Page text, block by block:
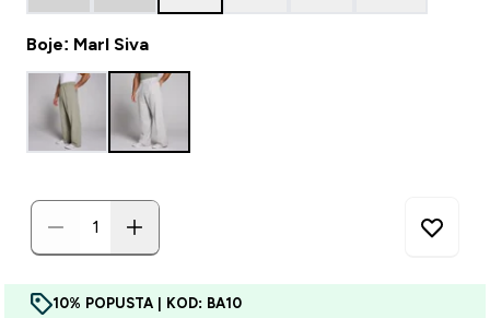
Boje: Marl Siva
10% POPUSTA | KOD: BA10